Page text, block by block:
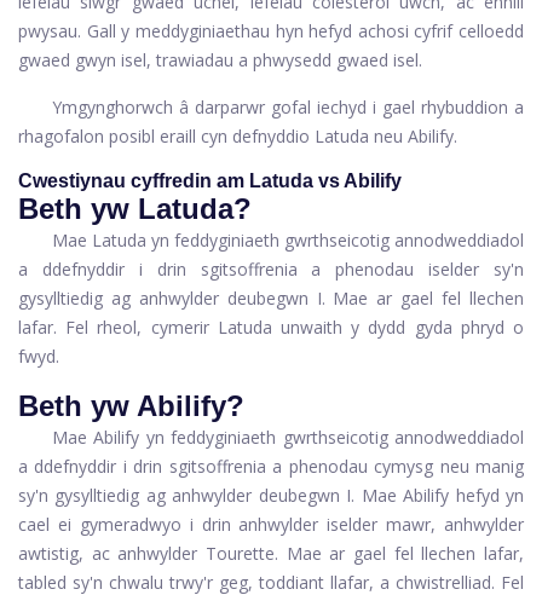
pwysau. Gall y meddyginiaethau hyn hefyd achosi cyfrif celloedd
gwaed gwyn isel, trawiadau a phwysedd gwaed isel.
Ymgynghorwch â darparwr gofal iechyd i gael rhybuddion a
rhagofalon posibl eraill cyn defnyddio Latuda neu Abilify.
Cwestiynau cyffredin am Latuda vs Abilify
Beth yw Latuda?
Mae Latuda yn feddyginiaeth gwrthseicotig annodweddiadol
a ddefnyddir i drin sgitsoffrenia a phenodau iselder sy'n
gysylltiedig ag anhwylder deubegwn I. Mae ar gael fel llechen
lafar. Fel rheol, cymerir Latuda unwaith y dydd gyda phryd o
fwyd.
Beth yw Abilify?
Mae Abilify yn feddyginiaeth gwrthseicotig annodweddiadol
a ddefnyddir i drin sgitsoffrenia a phenodau cymysg neu manig
sy'n gysylltiedig ag anhwylder deubegwn I. Mae Abilify hefyd yn
cael ei gymeradwyo i drin anhwylder iselder mawr, anhwylder
awtistig, ac anhwylder Tourette. Mae ar gael fel llechen lafar,
tabled sy'n chwalu trwy'r geg, toddiant llafar, a chwistrelliad. Fel